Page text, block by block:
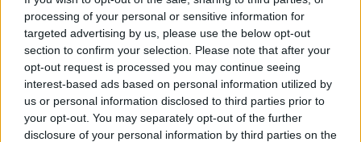
processing of your personal or sensitive information for
targeted advertising by us, please use the below opt-out
section to confirm your selection. Please note that after your
opt-out request is processed you may continue seeing
interest-based ads based on personal information utilized by
us or personal information disclosed to third parties prior to
your opt-out. You may separately opt-out of the further
disclosure of your personal information by third parties on the
Sommerpraten
– Finner roen på hytta